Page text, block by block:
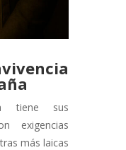
tiene sus
exigencias
más laicas